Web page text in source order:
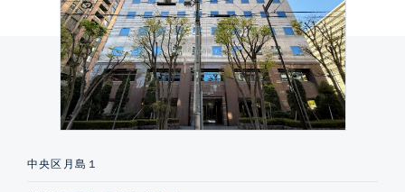
中央区月島１